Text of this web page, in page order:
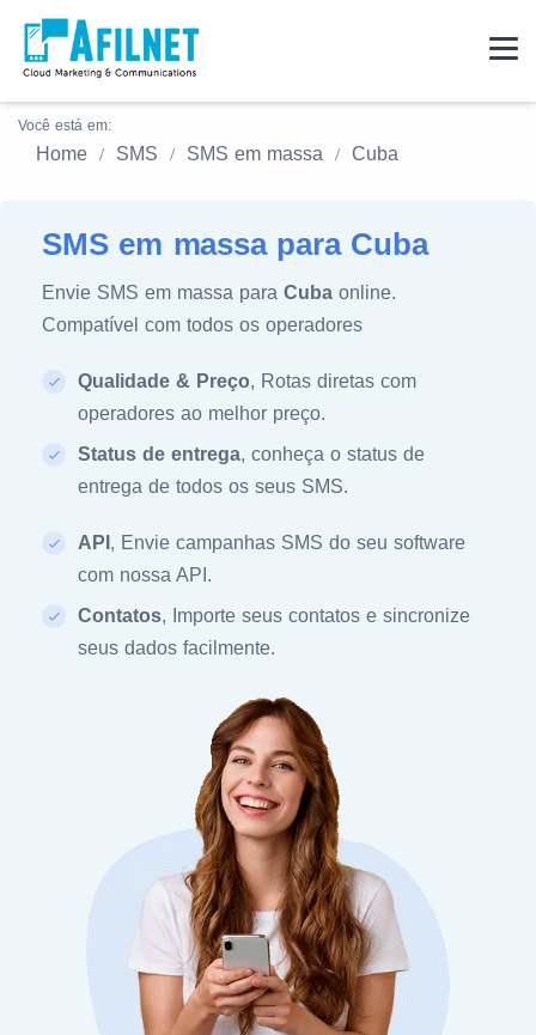
Você está em:
Home SMS SMS em massa Cuba
SMS em massa para Cuba
Envie SMS em massa para Cuba online.
Compatível com todos os operadores
Qualidade & Preço, Rotas diretas com
operadores ao melhor preço.
Status de entrega, conheça o status de
entrega de todos os seus SMS.
API , Envie campanhas SMS do seu software
com nossa API.
Contatos, Importe seus contatos e sincronize
seus dados facilmente.